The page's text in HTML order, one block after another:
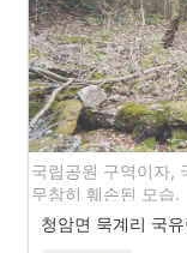
국립공원 구역이자,
무참히 훼손된 모습.
청암면 묵계리 국